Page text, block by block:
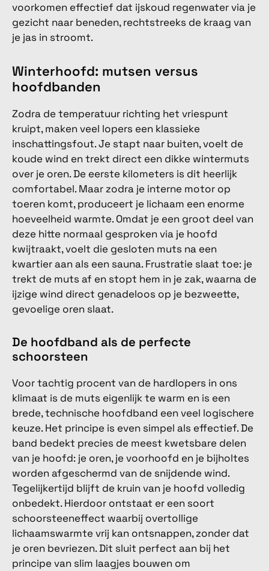
voorkomen effectief dat ijskoud regenwater via je
gezicht naar beneden, rechtstreeks de kraag van
je jas in stroomt.
Winterhoofd: mutsen versus
hoofdbanden
Zodra de temperatuur richting het vriespunt
kruipt, maken veel lopers een klassieke
inschattingsfout. Je stapt naar buiten, voelt de
koude wind en trekt direct een dikke wintermuts
over je oren. De eerste kilometers is dit heerlijk
comfortabel. Maar zodra je interne motor op
toeren komt, produceert je lichaam een enorme
hoeveelheid warmte. Omdat je een groot deel van
deze hitte normaal gesproken via je hoofd
kwijtraakt, voelt die gesloten muts na een
kwartier aan als een sauna. Frustratie slaat toe: je
trekt de muts af en stopt hem in je zak, waarna de
ijzige wind direct genadeloos op je bezweette,
gevoelige oren slaat.
De hoofdband als de perfecte
schoorsteen
Voor tachtig procent van de hardlopers in ons
klimaat is de muts eigenlijk te warm en is een
brede, technische hoofdband een veel logischere
keuze. Het principe is even simpel als effectief. De
band bedekt precies de meest kwetsbare delen
van je hoofd: je oren, je voorhoofd en je bijholtes
worden afgeschermd van de snijdende wind.
Tegelijkertijd blijft de kruin van je hoofd volledig
onbedekt. Hierdoor ontstaat er een soort
schoorsteeneffect waarbij overtollige
lichaamswarmte vrij kan ontsnappen, zonder dat
je oren bevriezen. Dit sluit perfect aan bij het
principe van slim laagjes bouwen om